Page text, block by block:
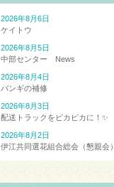
2026年8月6日
ケイトウ
2026年8月5日
中部センター News
2026年8月4日
バンギの補修
2026年8月3日
配送トラックをピカピカに！✨
2026年8月2日
伊江共同選花組合総会（懇親会）